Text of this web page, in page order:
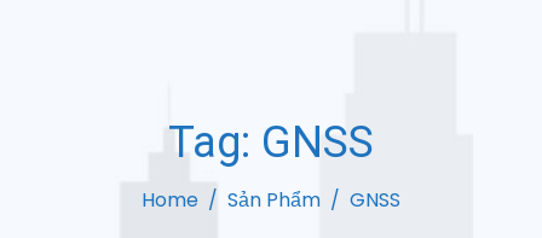
Tag: GNSS
Home Sản Phẩm GNSS